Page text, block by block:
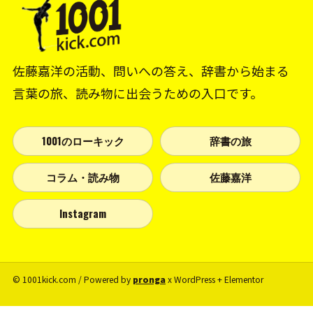
佐藤嘉洋の活動、問いへの答え、辞書から始まる
言葉の旅、読み物に出会うための入口です。
1001のローキック 辞書の旅
コラム・読み物 佐藤嘉洋
Instagram
© 1001kick.com / Powered by prongax WordPress + Elementor